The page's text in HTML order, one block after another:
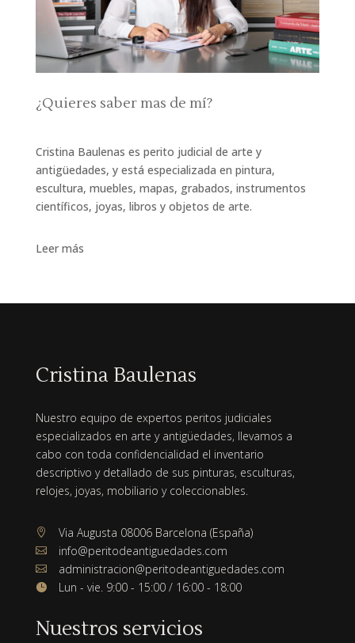
¿Quieres saber mas de mí?
Cristina Baulenas es perito judicial de arte y
antigüedades, y está especializada en pintura,
escultura, muebles, mapas, grabados, instrumentos
científicos, joyas, libros y objetos de arte.
Leer más
Cristina Baulenas
Nuestro equipo de expertos peritos judiciales
especializados en arte y antigüedades, llevamos a
cabo con toda confidencialidad el inventario
descriptivo y detallado de sus pinturas, esculturas,
relojes, joyas, mobiliario y coleccionables.
 Via Augusta 08006 Barcelona (España)
 info@peritodeantiguedades.com
 administracion@peritodeantiguedades.com
 Lun - vie. 9:00 - 15:00 / 16:00 - 18:00
Nuestros servicios